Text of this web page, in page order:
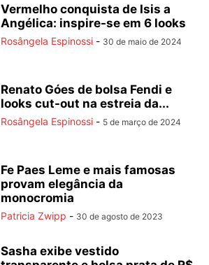
Vermelho conquista de Isis a
Angélica: inspire-se em 6 looks
Rosângela Espinossi - 30 de maio de 2024
Renato Góes de bolsa Fendi e
looks cut-out na estreia da...
Rosângela Espinossi - 5 de março de 2024
Fe Paes Leme e mais famosas
provam elegância da
monocromia
Patricia Zwipp - 30 de agosto de 2023
Sasha exibe vestido